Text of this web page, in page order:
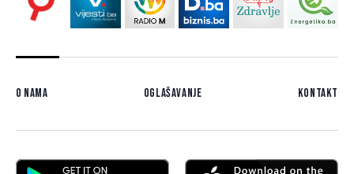
O nama Oglašavanje Kontakt